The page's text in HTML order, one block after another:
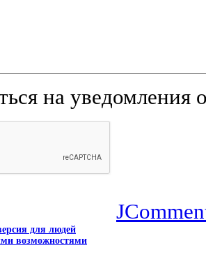
на уведомления
для людей
возможностями